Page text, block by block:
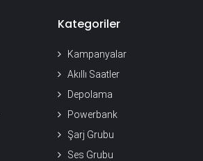
Kategoriler
Kampanyalar
Akıllı Saatler
Depolama
Powerbank
Şarj Grubu
Ses Grubu